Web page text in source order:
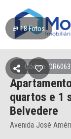
18Fotos
Código:
quartos e 1
Belvedere
Avenida José